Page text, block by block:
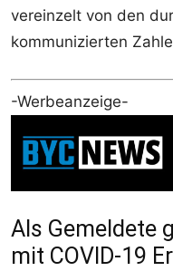
vereinzelt von den
kommunizierten
-Werbeanzeige-
Als Gemeldete
mit COVID-19